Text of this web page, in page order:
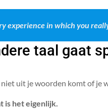
experience in which you
taal gaat
uit je woorden komt of je
is het eigenlijk.